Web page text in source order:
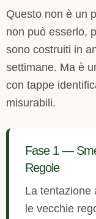
Questo non è un
non può esserlo,
sono costruiti in
settimane. Ma è
con tappe
misurabili.
Fase 1 —
Regole
La tentazione
le vecchie